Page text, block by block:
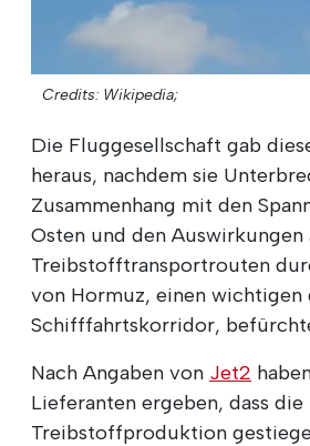
Credits: Wikipedia;
Die Fluggesellschaft gab
heraus, nachdem sie
Zusammenhang mit den
Osten und den
Treibstofftransportrouten
von Hormuz, einen wichtigen
Schifffahrtskorridor,
Nach Angaben von Jet2
Lieferanten ergeben, dass die
Treibstoffproduktion